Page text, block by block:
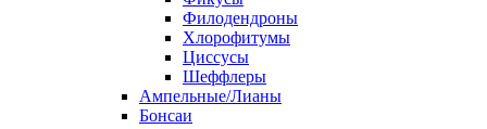
Филодендроны
Хлорофитумы
Циссусы
Шеффлеры
Ампельные/Лианы
Бонсаи